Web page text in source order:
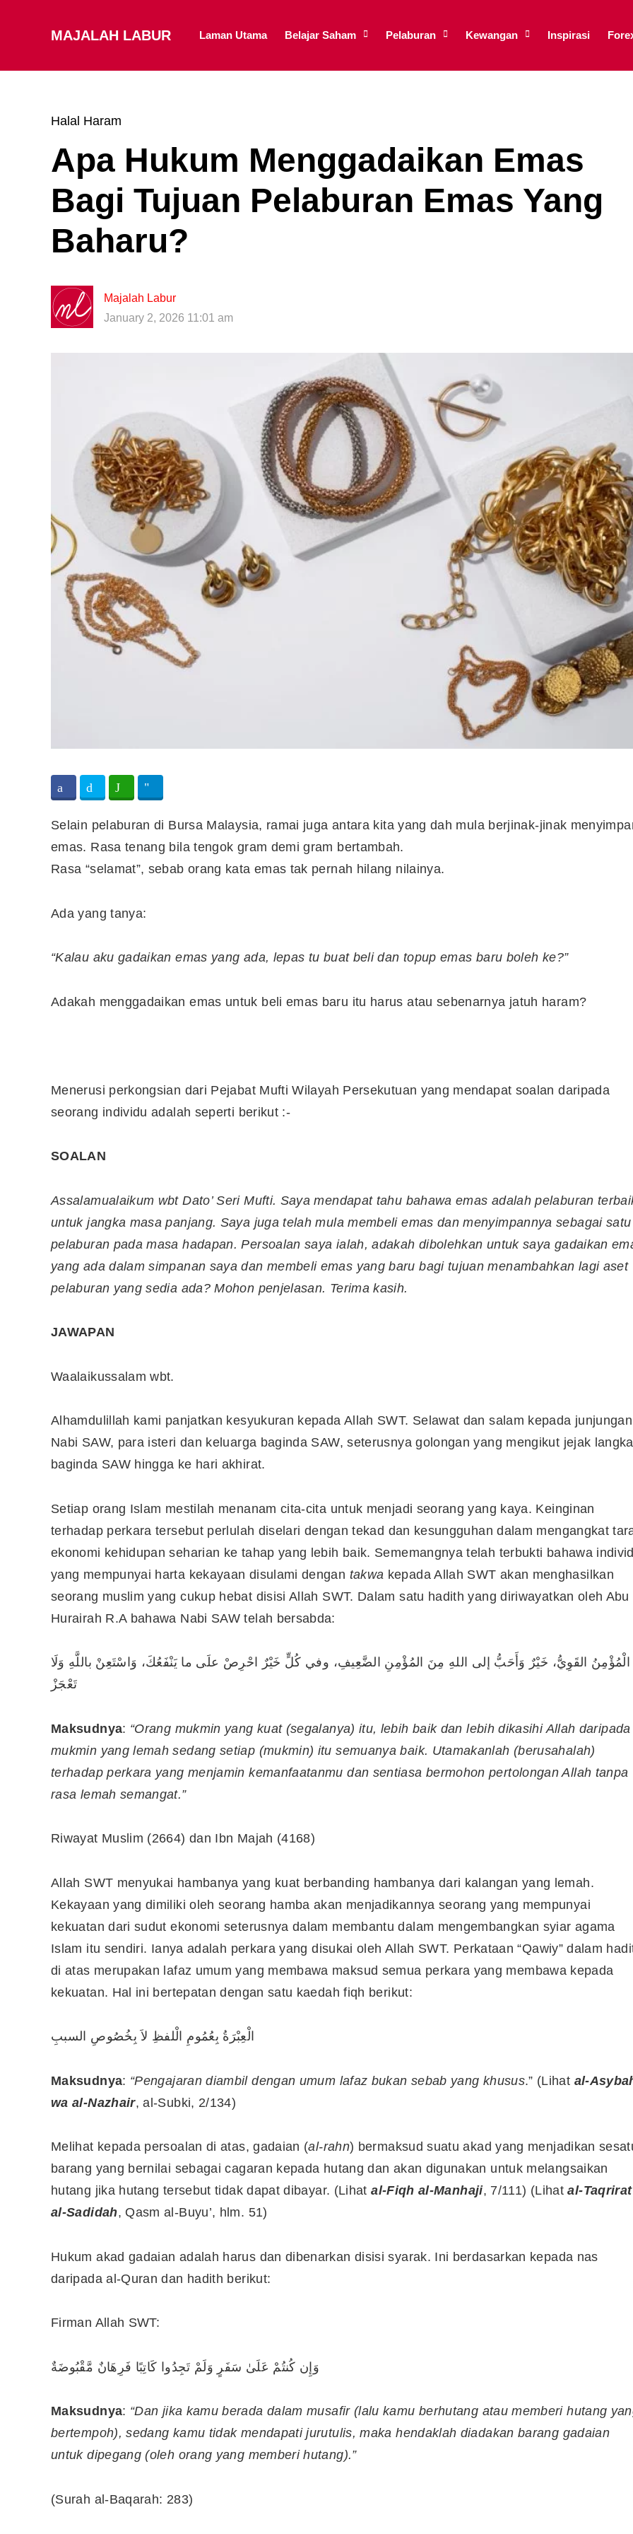
MAJALAH LABUR Laman Utama Belajar Saham Pelaburan Kewangan Inspirasi
Halal Haram
Apa Hukum Menggadaikan Emas
Bagi Tujuan Pelaburan Emas Yang
Baharu?
Majalah Labur
January 2, 2026 11:01 am
Selain pelaburan di Bursa Malaysia, ramai juga antara kita yang dah mula berjinak-jinak
emas. Rasa tenang bila tengok gram demi gram bertambah.
Rasa “selamat”, sebab orang kata emas tak pernah hilang nilainya.
Ada yang tanya:
“Kalau aku gadaikan emas yang ada, lepas tu buat beli dan topup emas baru boleh ke?”
Adakah menggadaikan emas untuk beli emas baru itu harus atau sebenarnya jatuh haram?
Menerusi perkongsian dari Pejabat Mufti Wilayah Persekutuan yang mendapat soalan daripada
seorang individu adalah seperti berikut :-
SOALAN
Assalamualaikum wbt Dato’ Seri Mufti. Saya mendapat tahu bahawa emas adalah pelaburan
untuk jangka masa panjang. Saya juga telah mula membeli emas dan menyimpannya sebagai satu
pelaburan pada masa hadapan. Persoalan saya ialah, adakah dibolehkan untuk saya gadaikan
yang ada dalam simpanan saya dan membeli emas yang baru bagi tujuan menambahkan lagi aset
pelaburan yang sedia ada? Mohon penjelasan. Terima kasih.
JAWAPAN
Waalaikussalam wbt.
Alhamdulillah kami panjatkan kesyukuran kepada Allah SWT. Selawat dan salam kepada junjungan
Nabi SAW, para isteri dan keluarga baginda SAW, seterusnya golongan yang mengikut jejak
baginda SAW hingga ke hari akhirat.
Setiap orang Islam mestilah menanam cita-cita untuk menjadi seorang yang kaya. Keinginan
terhadap perkara tersebut perlulah diselari dengan tekad dan kesungguhan dalam mengangkat
ekonomi kehidupan seharian ke tahap yang lebih baik. Sememangnya telah terbukti bahawa
yang mempunyai harta kekayaan disulami dengan takwa kepada Allah SWT akan menghasilkan
seorang muslim yang cukup hebat disisi Allah SWT. Dalam satu hadith yang diriwayatkan oleh Abu
Hurairah R.A bahawa Nabi SAW telah bersabda:
الْمُؤْمِنُ القَوِيُّ، خَيْرٌ وَأَحَبُّ إلى اللهِ مِنَ المُؤْمِنِ الضَّعِيفِ، وفي كُلٍّ خَيْرٌ احْرِصْ علَى ما يَنْفَعُكَ، وَاسْتَعِنْ باللَّهِ وَلَا
تَعْجَزْ
Maksudnya: “Orang mukmin yang kuat (segalanya) itu, lebih baik dan lebih dikasihi Allah daripada
mukmin yang lemah sedang setiap (mukmin) itu semuanya baik. Utamakanlah (berusahalah)
terhadap perkara yang menjamin kemanfaatanmu dan sentiasa bermohon pertolongan Allah tanpa
rasa lemah semangat.”
Riwayat Muslim (2664) dan Ibn Majah (4168)
Allah SWT menyukai hambanya yang kuat berbanding hambanya dari kalangan yang lemah.
Kekayaan yang dimiliki oleh seorang hamba akan menjadikannya seorang yang mempunyai
kekuatan dari sudut ekonomi seterusnya dalam membantu dalam mengembangkan syiar agama
Islam itu sendiri. Ianya adalah perkara yang disukai oleh Allah SWT. Perkataan “Qawiy” dalam
di atas merupakan lafaz umum yang membawa maksud semua perkara yang membawa kepada
kekuatan. Hal ini bertepatan dengan satu kaedah fiqh berikut:
الْعِبْرَةُ بِعُمُومِ الْلفظِ لاَ بِخُصُوصِ السببِ
Maksudnya: “Pengajaran diambil dengan umum lafaz bukan sebab yang khusus.” (Lihat al-
wa al-Nazhair, al-Subki, 2/134)
Melihat kepada persoalan di atas, gadaian (al-rahn) bermaksud suatu akad yang menjadikan
barang yang bernilai sebagai cagaran kepada hutang dan akan digunakan untuk melangsaikan
hutang jika hutang tersebut tidak dapat dibayar. (Lihatal-Fiqh al-Manhaji, 7/111) (Lihatal-Taqrirat
al-Sadidah, Qasm al-Buyu’, hlm. 51)
Hukum akad gadaian adalah harus dan dibenarkan disisi syarak. Ini berdasarkan kepada nas
daripada al-Quran dan hadith berikut:
Firman Allah SWT:
وَإِن كُنتُمْ عَلَىٰ سَفَرٍ وَلَمْ تَجِدُوا كَاتِبًا فَرِهَانٌ مَّقْبُوضَةٌ
Maksudnya: “Dan jika kamu berada dalam musafir (lalu kamu berhutang atau memberi hutang
bertempoh), sedang kamu tidak mendapati jurutulis, maka hendaklah diadakan barang gadaian
untuk dipegang (oleh orang yang memberi hutang).”
(Surah al-Baqarah: 283)
Editor Picks
Ini 15 Panduan Beginner
Perlu Tahu Tentang Pelaburan
Saham di Bursa Malaysia
Cara Buka Akaun Saham
(CDS) Maybank
Saham
Tertinggi Di Bursa Malaysia
(2018)